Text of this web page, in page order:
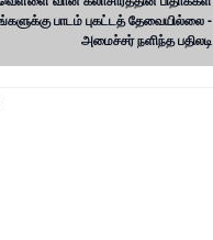
பாடம் புகட்டத் தேவையில்லை -
அமைச்சர் நளிந்த பதிலடி